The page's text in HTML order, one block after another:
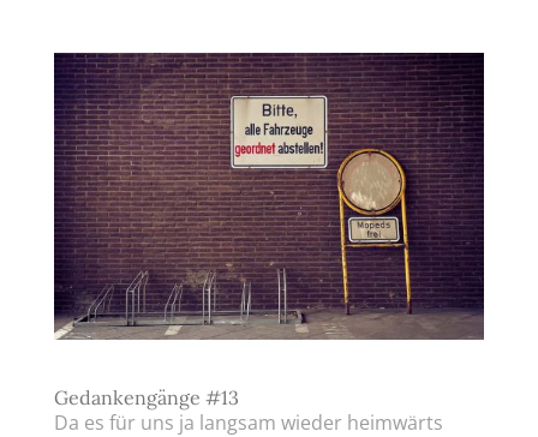
Gedankengänge #13
Da es für uns ja langsam wieder heimwärts